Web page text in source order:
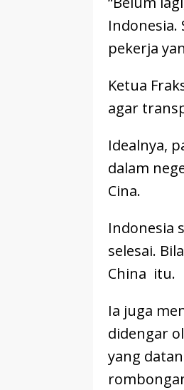
Indonesia.
pekerja
Ketua
agar
Idealnya,
dalam
Cina.
Indonesia
selesai.
China itu.
Ia juga
didengar
yang